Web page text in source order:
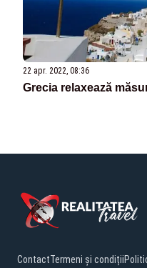
22 apr. 2022, 08:36
Grecia relaxează
ContactTermeni și condiții